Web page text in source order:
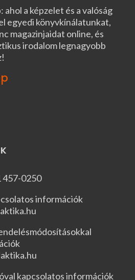
a képzelet és a valóság
egyedi könyvkínálatunkat,
magazinjaidat online, és
irodalom legnagyobb
457-0250
információk
kapcsolatos információk